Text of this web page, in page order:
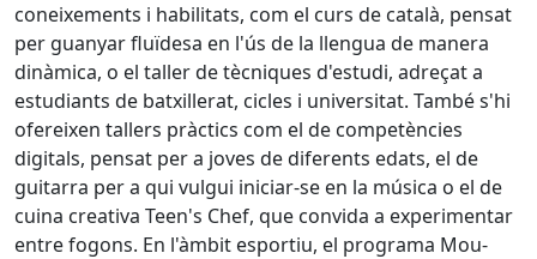
coneixements i habilitats, com el curs de català, pensat
per guanyar fluïdesa en l'ús de la llengua de manera
dinàmica, o el taller de tècniques d'estudi, adreçat a
estudiants de batxillerat, cicles i universitat. També s'hi
ofereixen tallers pràctics com el de competències
digitals, pensat per a joves de diferents edats, el de
guitarra per a qui vulgui iniciar-se en la música o el de
cuina creativa Teen's Chef, que convida a experimentar
entre fogons. En l'àmbit esportiu, el programa Mou-